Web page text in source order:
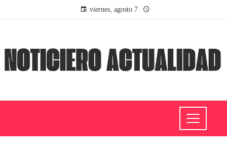
viernes, agosto 7